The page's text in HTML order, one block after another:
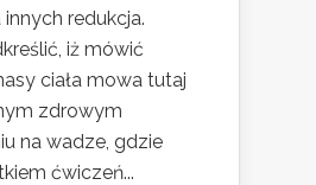
innych redukcja.
iż mówić
ciała mowa tutaj
zdrowym
na wadze, gdzie
ćwiczeń...